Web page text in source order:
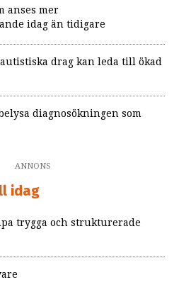
anses mer
idag än tidigare
drag kan leda till ökad
diagnosökningen som
ANNONS
idag
trygga och strukturerade